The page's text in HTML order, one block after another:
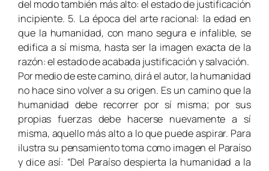
del modo también más alto: el estado de justificación
incipiente. 5. La época del arte racional: la edad en
que la humanidad, con mano segura e infalible, se
edifica a sí misma, hasta ser la imagen exacta de la
razón: el estado de acabada justificación y salvación.
Por medio de este camino, dirá el autor, la humanidad
no hace sino volver a su origen. Es un camino que la
humanidad debe recorrer por sí misma; por sus
propias fuerzas debe hacerse nuevamente a sí
misma, aquello más alto a lo que puede aspirar. Para
ilustra su pensamiento toma como imagen el Paraíso
y dice así: “Del Paraíso despierta la humanidad a la